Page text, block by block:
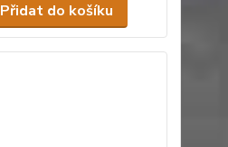
Přidat do košíku